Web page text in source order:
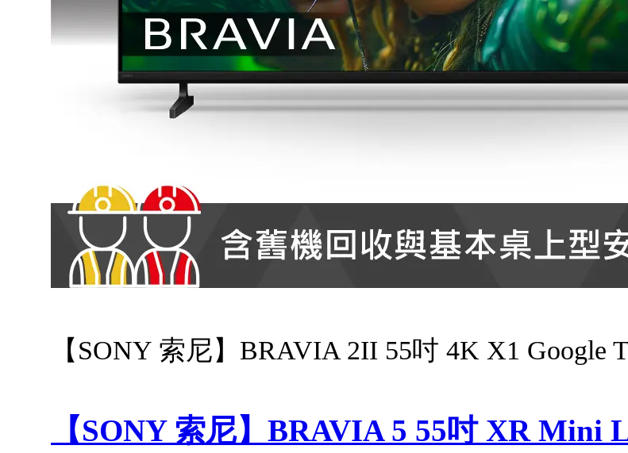
【SONY 索尼】BRAVIA 2II 55吋 4K X1 Google
【SONY 索尼】BRAVIA 5 55吋 XR Mini